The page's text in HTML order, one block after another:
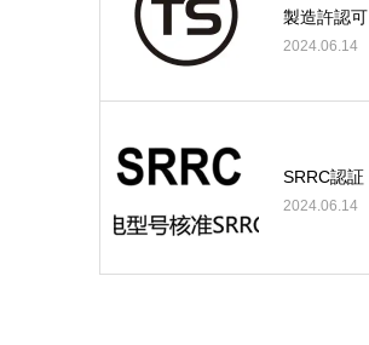
製造許認可
2024.06.14
SRRC認証
2024.06.14